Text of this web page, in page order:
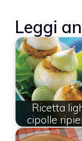
Leggi
Ricetta
cipolle